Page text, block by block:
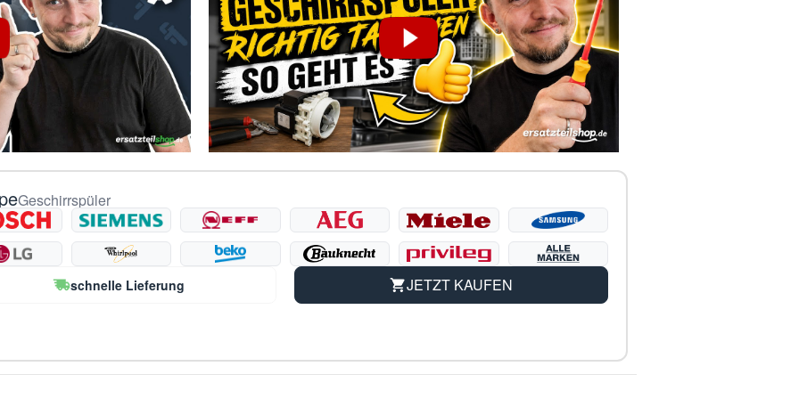
Geschirrspüler
schnelle Lieferung JETZT KAUFEN